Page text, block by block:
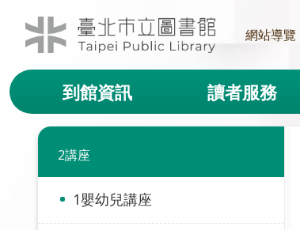
跳到主要內容區塊
網站導覽
到館資訊 讀者服務
2講座
1嬰幼兒講座